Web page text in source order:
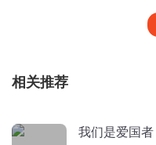
相关推荐
我们是爱国者